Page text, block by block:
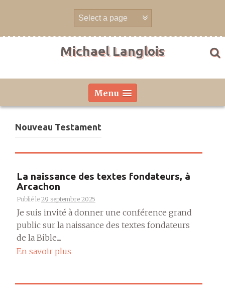
Michael Langlois
Menu
Nouveau Testament
La naissance des textes fondateurs, à
Arcachon
Publié le 29 septembre 2025
Je suis invité à donner une conférence grand
public sur la naissance des textes fondateurs
de la Bible....
En savoir plus